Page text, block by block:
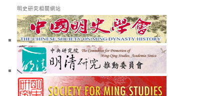
明史研究相關網站